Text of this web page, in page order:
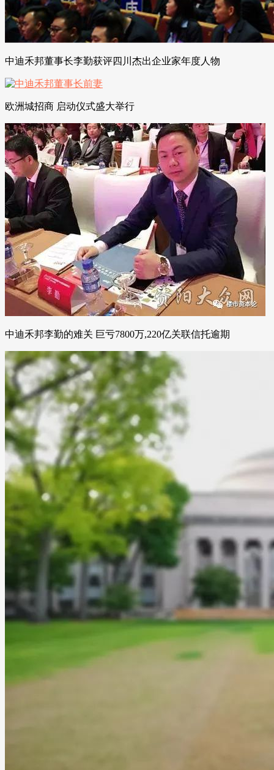
中迪禾邦董事长李勤获评四川杰出企业家年度人物
欧洲城招商 启动仪式盛大举行
中迪禾邦李勤的难关 巨亏7800万,220亿关联信托逾期